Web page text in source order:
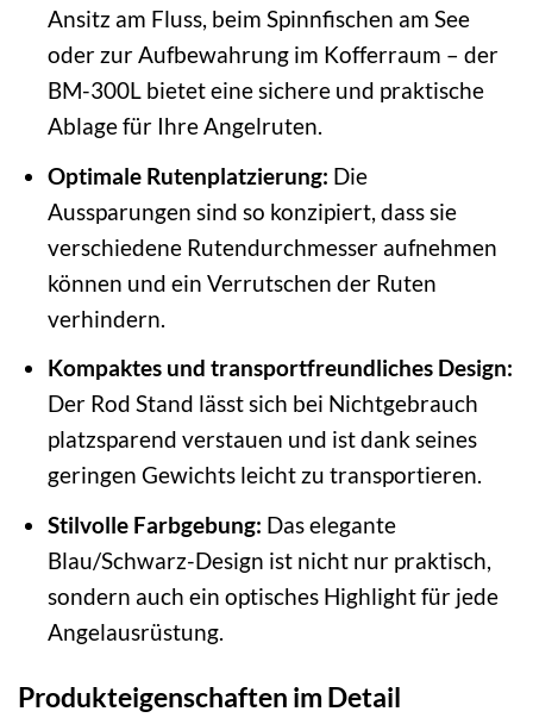
Ansitz am Fluss, beim Spinnfischen am See
oder zur Aufbewahrung im Kofferraum – der
BM-300L bietet eine sichere und praktische
Ablage für Ihre Angelruten.
Optimale Rutenplatzierung: Die
Aussparungen sind so konzipiert, dass sie
verschiedene Rutendurchmesser aufnehmen
können und ein Verrutschen der Ruten
verhindern.
Kompaktes und transportfreundliches Design:
Der Rod Stand lässt sich bei Nichtgebrauch
platzsparend verstauen und ist dank seines
geringen Gewichts leicht zu transportieren.
Stilvolle Farbgebung: Das elegante
Blau/Schwarz-Design ist nicht nur praktisch,
sondern auch ein optisches Highlight für jede
Angelausrüstung.
Produkteigenschaften im Detail